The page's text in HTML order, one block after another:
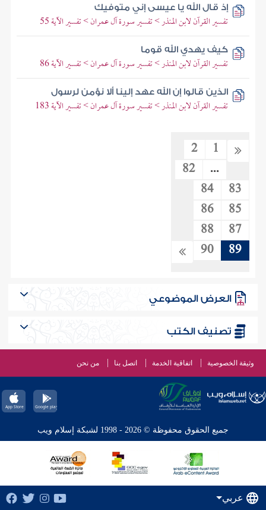
إذ قال الله يا عيسى إني متوفيك
تفسير القرآن لابن المنذر > تفسير سورة آل عمران > تفسير الآية 55
كيف يهدي الله قوما
تفسير القرآن لابن المنذر > تفسير سورة آل عمران > تفسير الآية 86
الذين قالوا إن الله عهد إلينا ألا نؤمن لرسول
تفسير القرآن لابن المنذر > تفسير سورة آل عمران > تفسير الآية 183
1
2
...
82
83
84
85
86
87
88
89
90
العرض الموضوعي
تصنيف الكتب
وثيقة الخصوصية اتفاقية الخدمة اتصل بنا من نحن
جميع الحقوق محفوظة © 2026 - 1998 لشبكة إسلام ويب
عربي